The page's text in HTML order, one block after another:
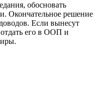
обосновать
Окончательное решение
Если вынесут
его в ООП и